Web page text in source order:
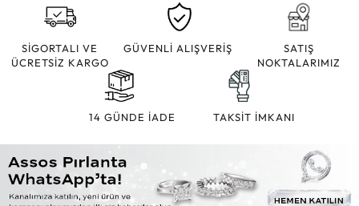
SİGORTALI VE
ÜCRETSİZ KARGO
GÜVENLİ ALIŞVERİŞ
SATIŞ
NOKTALARIMIZ
14 GÜNDE İADE TAKSİT İMKANI